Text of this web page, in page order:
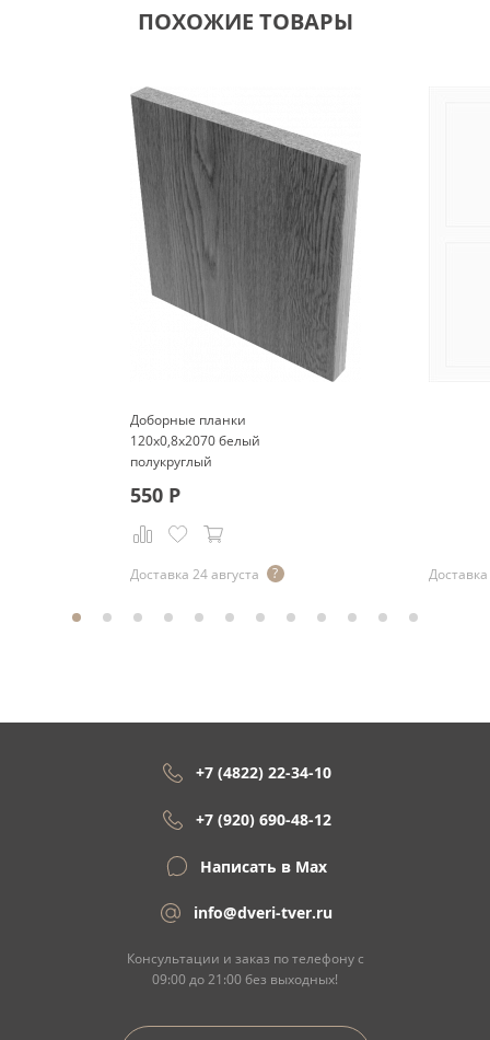
ПОХОЖИЕ ТОВАРЫ
Доборные планки
120x0,8x2070 белый
полукруглый
550Р
Доставка 24 августа Доставка
+7 (4822) 22-34-10
+7 (920) 690-48-12
Написать в Max
info@dveri-tver.ru
Консультации и заказ по телефону с
09:00 до 21:00 без выходных!